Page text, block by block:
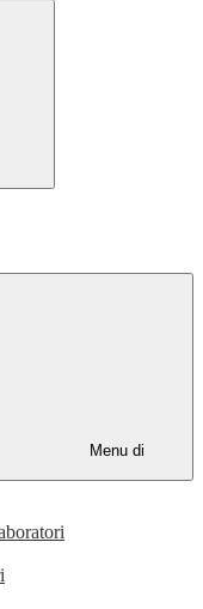
Menu di